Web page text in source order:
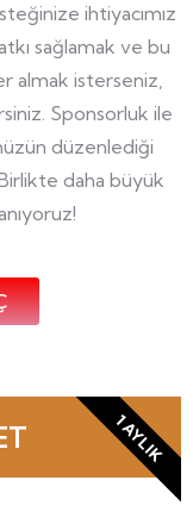
ihtiyacımız
sağlamak ve bu
almak isterseniz,
Sponsorluk ile
düzenlediği
daha büyük
1 AYLIK